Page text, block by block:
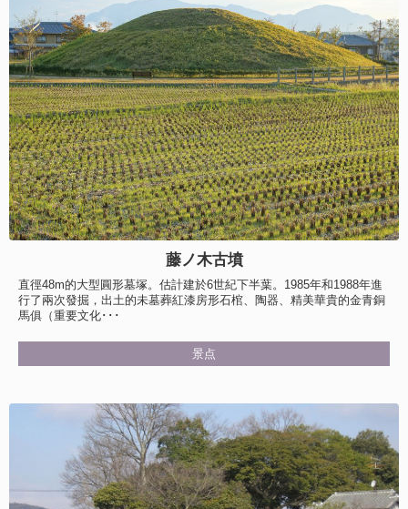
藤ノ木古墳
直徑48m的大型圓形墓塚。估計建於6世紀下半葉。1985年和1988年進
行了兩次發掘，出土的未墓葬紅漆房形石棺、陶器、精美華貴的金青銅
馬俱（重要文化･･･
景点